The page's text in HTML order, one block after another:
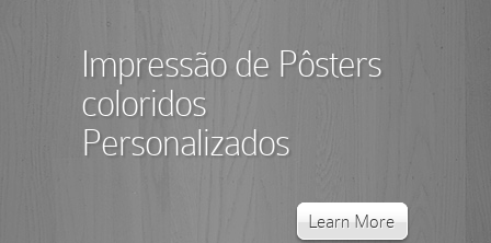
Impressão de Pôsters
coloridos
Personalizados
Learn More